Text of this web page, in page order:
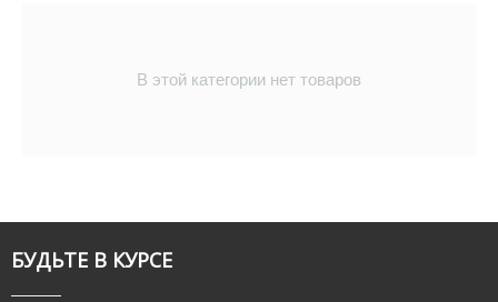
В этой категории нет товаров
БУДЬТЕ В КУРСЕ